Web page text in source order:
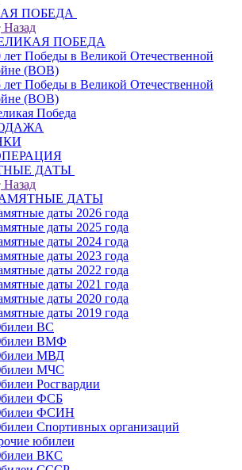
ПОБЕДА
Назад
ПОБЕДА
лет Победы в Великой Отечественной
(ВОВ)
лет Победы в Великой Отечественной
(ВОВ)
Победа
ДАТЫ
Назад
ДАТЫ
даты 2026 года
даты 2025 года
даты 2024 года
даты 2023 года
даты 2022 года
даты 2021 года
даты 2020 года
даты 2019 года
ВС
ВМФ
МВД
МЧС
Росгвардии
ФСБ
ФСИН
Спортивных организаций
юбилеи
ВКС